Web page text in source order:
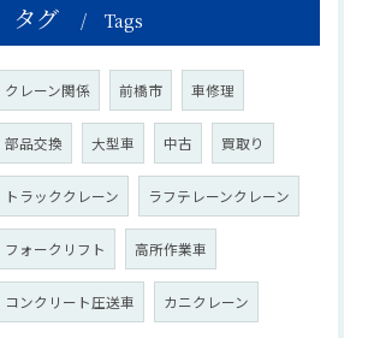
タグ Tags
クレーン関係 前橋市 車修理
部品交換 大型車 中古 買取り
トラッククレーン ラフテレーンクレーン
フォークリフト 高所作業車
コンクリート圧送車 カニクレーン